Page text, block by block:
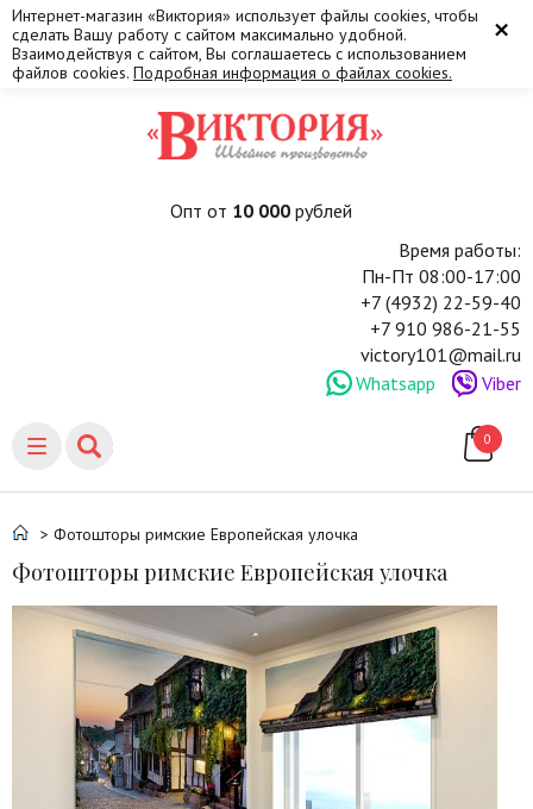
×
Интернет-магазин «Виктория» использует файлы cookies, чтобы
сделать Вашу работу с сайтом максимально удобной.
Взаимодействуя с сайтом, Вы соглашаетесь с использованием
файлов cookies. Подробная информация о файлах cookies.
Опт от 10 000рублей
Время работы:
Пн-Пт 08:00-17:00
+7 (4932) 22-59-40
+7 910 986-21-55
victory101@mail.ru
Whatsapp
Viber
0
> Фотошторы римские Европейская улочка
Фотошторы римские Европейская улочка